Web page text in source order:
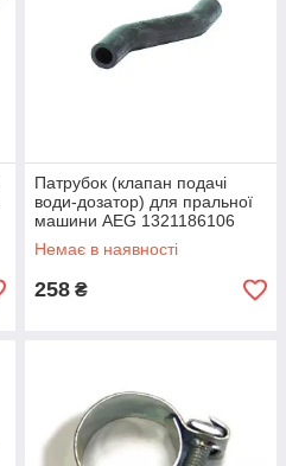
Патрубок (клапан подачі
води-дозатор) для пральної
машини AEG 1321186106
Немає в наявності
258 ₴